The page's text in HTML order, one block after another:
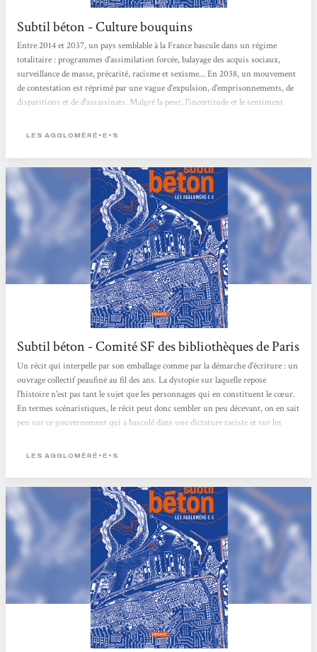
Subtil béton - Culture bouquins
Entre 2014 et 2037, un pays semblable à la France bascule dans un régime
totalitaire : programmes d'assimilation forcée, balayage des acquis sociaux,
surveillance de masse, précarité, racisme et sexisme... En 2038, un mouvement
de contestation est réprimé par une vague d'expulsion, d'emprisonnements, de
disparitions et de d'assassinats. Malgré la peur, l'incertitude et le sentiment
liens de tendresse, de solidarité et de complicité, avec l'espoir de faire renaître la
LES AGGLOMÉRÉ•E•S
Subtil béton - Comité SF des bibliothèques de Paris
Un récit qui interpelle par son emballage comme par la démarche d'écriture : un
ouvrage collectif peaufiné au fil des ans. La dystopie sur laquelle repose
l'histoire n'est pas tant le sujet que les personnages qui en constituent le cœur.
En termes scénaristiques, le récit peut donc sembler un peu décevant, on en sait
peu sur ce gouvernement qui a basculé dans une dictature raciste et sur les
années résonnent cela dit avec force comme souvent quand on parle
LES AGGLOMÉRÉ•E•S